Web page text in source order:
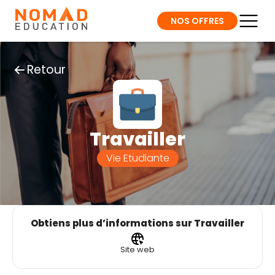
NOS OFFRES
Travailler
Vie Etudiante
Retour
Obtiens plus d’informations sur Travailler
Site web